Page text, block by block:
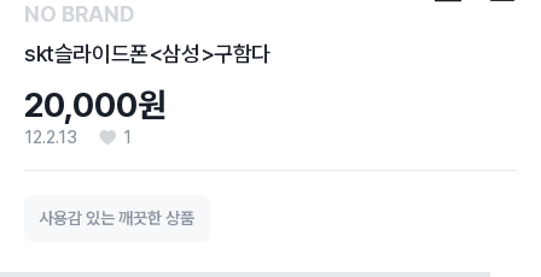
NO BRAND
skt슬라이드폰<삼성>구함다
20,000원
12.2.13 1
사용감 있는 깨끗한 상품